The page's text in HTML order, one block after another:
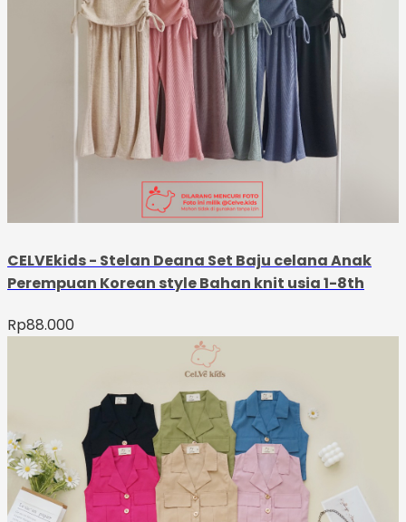
CELVEkids - Stelan Deana Set Baju celana Anak
Perempuan Korean style Bahan knit usia 1-8th
Rp88.000